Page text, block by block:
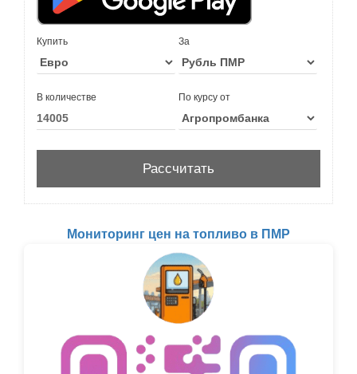
Купить За
В количестве По курсу от
Мониторинг цен на топливо в ПМР